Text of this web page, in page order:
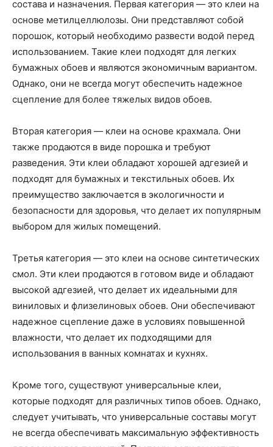
состава и назначения. Первая категория — это клеи на
основе метилцеллюлозы. Они представляют собой
порошок, который необходимо развести водой перед
использованием. Такие клеи подходят для легких
бумажных обоев и являются экономичным вариантом.
Однако, они не всегда могут обеспечить надежное
сцепление для более тяжелых видов обоев.
Вторая категория — клеи на основе крахмала. Они
также продаются в виде порошка и требуют
разведения. Эти клеи обладают хорошей адгезией и
подходят для бумажных и текстильных обоев. Их
преимущество заключается в экологичности и
безопасности для здоровья, что делает их популярным
выбором для жилых помещений.
Третья категория — это клеи на основе синтетических
смол. Эти клеи продаются в готовом виде и обладают
высокой адгезией, что делает их идеальными для
виниловых и флизелиновых обоев. Они обеспечивают
надежное сцепление даже в условиях повышенной
влажности, что делает их подходящими для
использования в ванных комнатах и кухнях.
Кроме того, существуют универсальные клеи,
которые подходят для различных типов обоев. Однако,
следует учитывать, что универсальные составы могут
не всегда обеспечивать максимальную эффективность